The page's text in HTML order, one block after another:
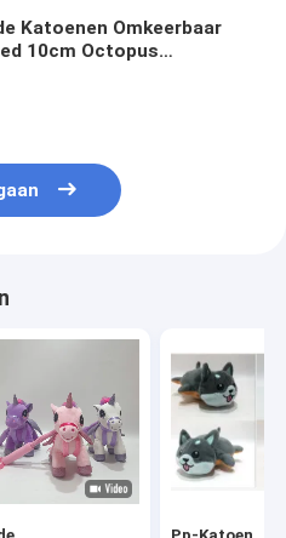
Katoenen Omkeerbaar
10cm Octopus